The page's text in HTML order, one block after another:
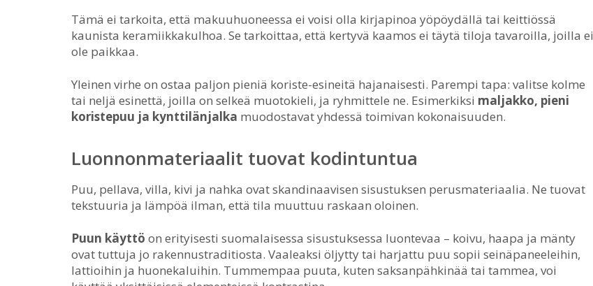
Tämä ei tarkoita, että makuuhuoneessa ei voisi olla kirjapinoa yöpöydällä tai keittiössä
kaunista keramiikkakulhoa. Se tarkoittaa, että kertyvä kaamos ei täytä tiloja tavaroilla, joilla ei
ole paikkaa.
Yleinen virhe on ostaa paljon pieniä koriste-esineitä hajanaisesti. Parempi tapa: valitse kolme
tai neljä esinettä, joilla on selkeä muotokieli, ja ryhmittele ne. Esimerkiksi maljakko, pieni
koristepuu ja kynttilänjalka muodostavat yhdessä toimivan kokonaisuuden.
Luonnonmateriaalit tuovat kodintuntua
Puu, pellava, villa, kivi ja nahka ovat skandinaavisen sisustuksen perusmateriaalia. Ne tuovat
tekstuuria ja lämpöä ilman, että tila muuttuu raskaan oloinen.
Puun käyttö on erityisesti suomalaisessa sisustuksessa luontevaa – koivu, haapa ja mänty
ovat tuttuja jo rakennustraditiosta. Vaaleaksi öljytty tai harjattu puu sopii seinäpaneeleihin,
lattioihin ja huonekaluihin. Tummempaa puuta, kuten saksanpähkinää tai tammea, voi